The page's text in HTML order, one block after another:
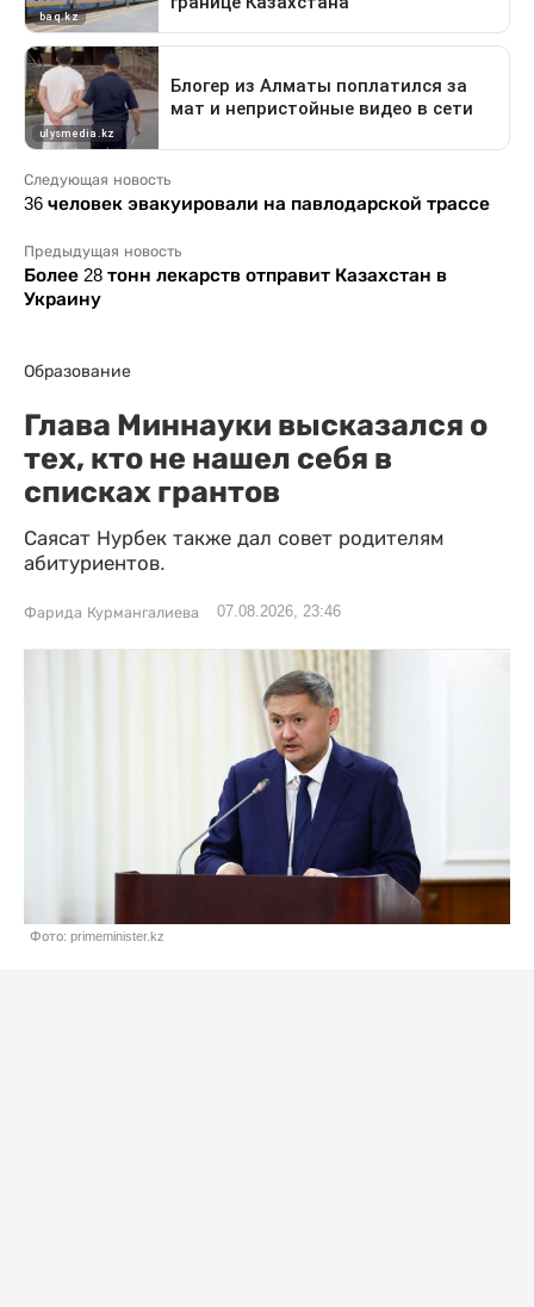
Следующая новость
36 человек эвакуировали на павлодарской трассе
Предыдущая новость
Более 28 тонн лекарств отправит Казахстан в
Украину
Образование
Глава Миннауки высказался о
тех, кто не нашел себя в
списках грантов
Саясат Нурбек также дал совет родителям
абитуриентов.
Фарида Курмангалиева 07.08.2026, 23:46
Фото: primeminister.kz